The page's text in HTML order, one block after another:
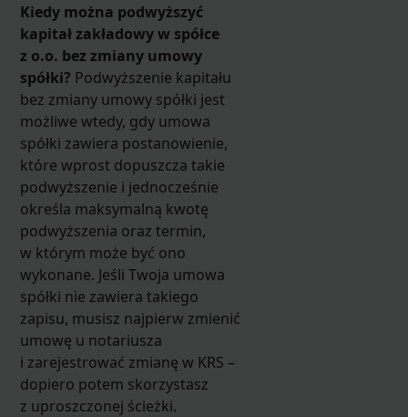
Kiedy można podwyższyć
kapitał zakładowy w spółce
z o.o. bez zmiany umowy
spółki? Podwyższenie kapitału
bez zmiany umowy spółki jest
możliwe wtedy, gdy umowa
spółki zawiera postanowienie,
które wprost dopuszcza takie
podwyższenie i jednocześnie
określa maksymalną kwotę
podwyższenia oraz termin,
w którym może być ono
wykonane. Jeśli Twoja umowa
spółki nie zawiera takiego
zapisu, musisz najpierw zmienić
umowę u notariusza
i zarejestrować zmianę w KRS –
dopiero potem skorzystasz
z uproszczonej ścieżki.